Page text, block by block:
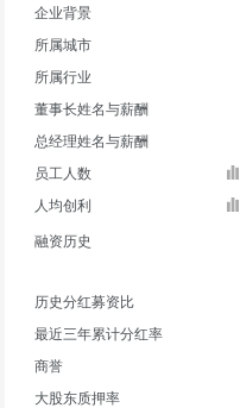
企业背景
所属城市
所属行业
董事长姓名与薪酬
总经理姓名与薪酬
员工人数
人均创利
融资历史
历史分红募资比
最近三年累计分红率
商誉
大股东质押率